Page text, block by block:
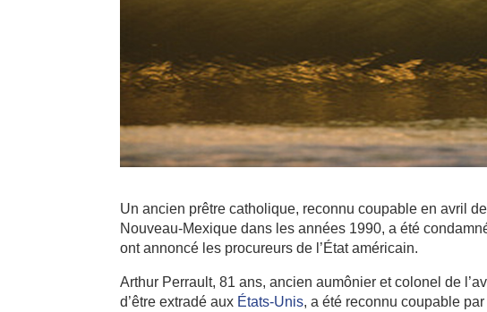
Un ancien prêtre catholique, reconnu coupable en avril
Nouveau-Mexique dans les années 1990, a été
ont annoncé les procureurs de l’État américain.
Arthur Perrault, 81 ans, ancien aumônier et colonel de
d’être extradé aux États-Unis, a été reconnu coupable